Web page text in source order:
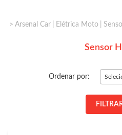
Arsenal Car Elétrica Moto
Sensor
Ordenar por: